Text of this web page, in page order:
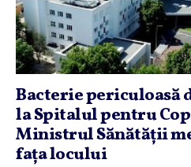
Bacterie periculoasă
la Spitalul pentru
Ministrul Sănătăţii
faţa locului